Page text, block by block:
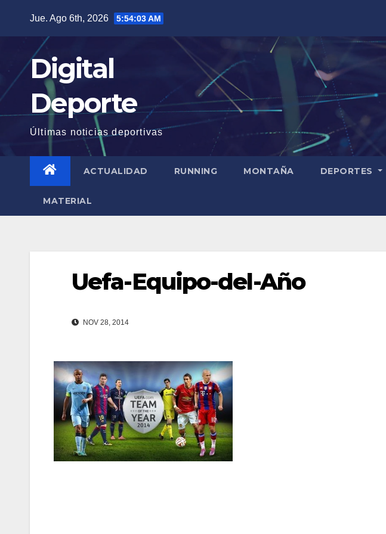
contenido
Jue. Ago 6th, 2026 5:54:04 AM
Digital
Deporte
Últimas noticias deportivas
ACTUALIDAD RUNNING MONTAÑA DEPORTES
MATERIAL
Uefa-Equipo-del-Año
NOV 28, 2014